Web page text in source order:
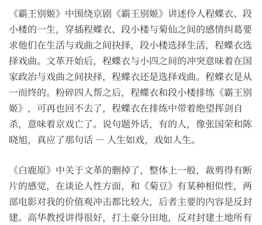
《霸王别姬》中围绕京剧《霸王别姬》讲述伶人程蝶衣、段
小楼的一生，穿插程蝶衣、段小楼与菊仙之间的感情纠葛要
求他们在生活与戏曲之间抉择，段小楼选择生活，程蝶衣选
择戏曲。文革开始后，程蝶衣与小四之间的冲突意味着在国
家政治与戏曲之间抉择，程蝶衣还是选择戏曲。程蝶衣是从
一而终的。粉碎四人帮之后，程蝶衣和段小楼排练《霸王别
姬》，可再也回不去了，程蝶衣在排练中带着绝望挥剑自
杀，意味着京戏亡了。说句题外话，有的人，像张国荣和陈
晓旭，真应了那句话 — 人生如戏，戏如人生。
《白鹿原》中关于文革的删掉了，整体上一般，裁剪得有断
片的感觉，在谈论人性方面，和《菊豆》有某种相似性，两
部电影对我的价值观冲击都比较大，后者主要的内容是反封
建。高华教授讲得很好，打土豪分田地，反对封建土地所有